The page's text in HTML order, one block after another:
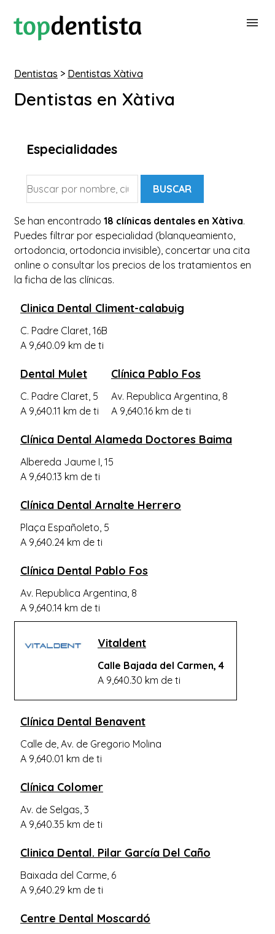
BUSCAR DENTISTA
CONTACTAR
Dentistas > Dentistas Xàtiva
Dentistas en Xàtiva
Especialidades
BUSCAR
Se han encontrado 18 clínicas dentales en Xàtiva.
Puedes filtrar por especialidad (blanqueamiento,
ortodoncia, ortodoncia invisible), concertar una cita
online o consultar los precios de los tratamientos en
la ficha de las clínicas.
Clinica Dental Climent-calabuig
C. Padre Claret, 16B
A 9,640.09 km de ti
Dental Mulet
C. Padre Claret, 5
A 9,640.11 km de ti
Clínica Pablo Fos
Av. Republica Argentina, 8
A 9,640.16 km de ti
Clínica Dental Alameda Doctores Baima
Albereda Jaume I, 15
A 9,640.13 km de ti
Clínica Dental Arnalte Herrero
Plaça Españoleto, 5
A 9,640.24 km de ti
Clínica Dental Pablo Fos
Av. Republica Argentina, 8
A 9,640.14 km de ti
Vitaldent
Calle Bajada del Carmen, 4
A 9,640.30 km de ti
Clínica Dental Benavent
Calle de, Av. de Gregorio Molina
A 9,640.01 km de ti
Clínica Colomer
Av. de Selgas, 3
A 9,640.35 km de ti
Clinica Dental. Pilar García Del Caño
Baixada del Carme, 6
A 9,640.29 km de ti
Centre Dental Moscardó